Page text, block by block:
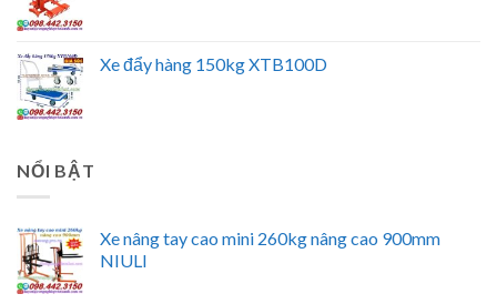
Xe đẩy hàng 150kg XTB100D
NỔI BẬT
Xe nâng tay cao mini 260kg nâng cao 900mm
NIULI